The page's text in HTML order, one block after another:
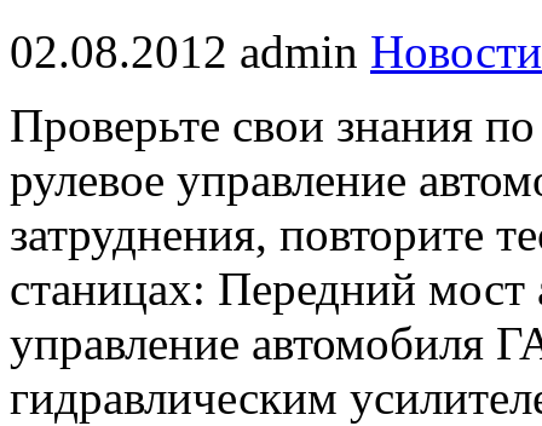
02.08.2012 admin Новости
Проверьте свои знания
рулевое управление
затруднения, повторите
станицах: Передний мост
управление автомобиля
гидравлическим